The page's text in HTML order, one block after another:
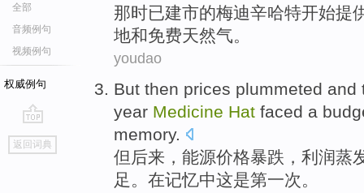
全部
音频例句
视频例句
权威例句
go
top
返回词典
那时已建市的梅迪辛哈特开始提
地和免费天然气。
youdao
But then prices plummeted and
year Medicine Hat faced a
memory.
但 后来 ，能源价格暴跌 ， 利润蒸
足 。 在记忆中这是第一次 。